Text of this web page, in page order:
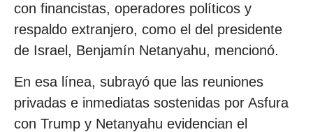
con financistas, operadores políticos y
respaldo extranjero, como el del presidente
de Israel, Benjamín Netanyahu, mencionó.
En esa línea, subrayó que las reuniones
privadas e inmediatas sostenidas por Asfura
con Trump y Netanyahu evidencian el